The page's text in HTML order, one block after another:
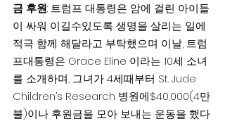
금 후원: 트럼프 대통령은 암에 걸린 아이들
이 싸워 이길수있도록 생명을 살리는 일에
적극 함께 해달라고 부탁했으며 이날, 트럼
프대통령은 Grace Eline 이라는 10세 소녀
를 소개하며, 그녀가 4세때부터 St. Jude
Children’s Research 병원에$40,000(4만
불)이나 후원금을 모아 보내는 운동을 했다